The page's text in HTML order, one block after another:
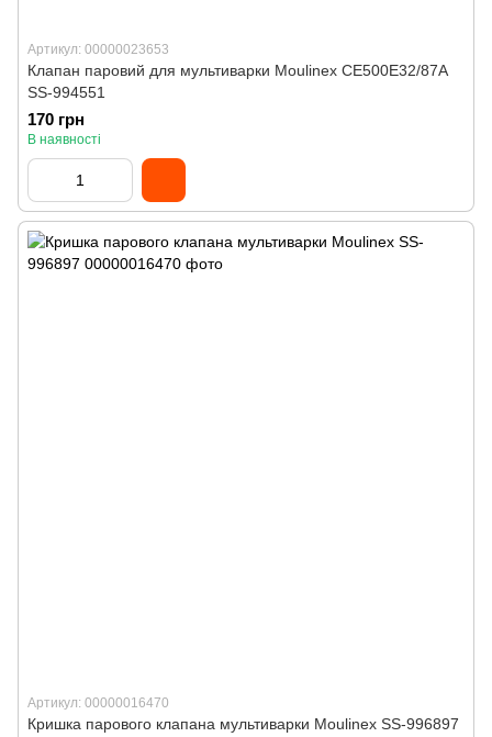
Артикул: 00000023653
Клапан паровий для мультиварки Moulinex CE500E32/87A
SS-994551
170 грн
В наявності
Артикул: 00000016470
Кришка парового клапана мультиварки Moulinex SS-996897